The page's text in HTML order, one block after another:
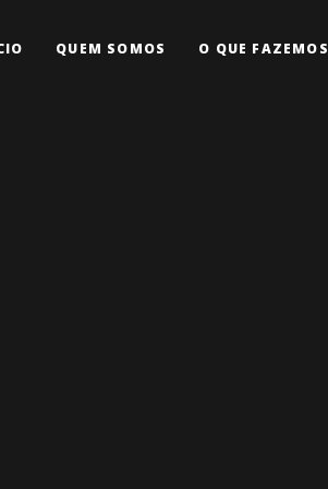
QUEM SOMOS O QUE FAZEMOS